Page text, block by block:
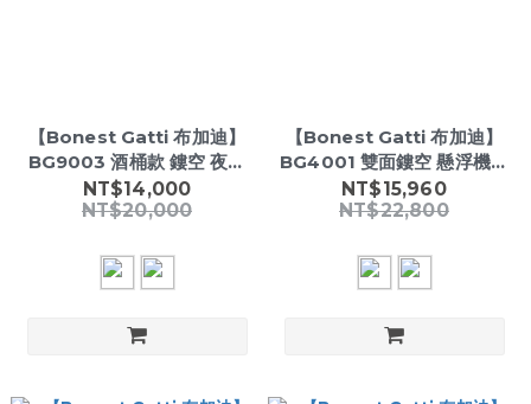
【Bonest Gatti 布加迪】
BG9003 酒桶款 鏤空 夜光
3D長城錶盤 20顆寶石軸承
夜光 碳纖維錶圈 機械錶 (附
NT$14,000
NT$20,000
【Bonest Gatti 布加迪】
BG4001 雙面鏤空 懸浮機芯
設計 夜光指針錶圈 快拆式錶
帶 機械 手錶 (附品牌精美賽
NT$15,960
NT$22,800